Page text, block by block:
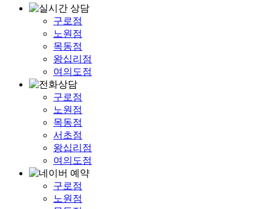
구로점
노원점
목동점
왕십리점
여의도점
구로점
노원점
목동점
서초점
왕십리점
여의도점
구로점
노원점